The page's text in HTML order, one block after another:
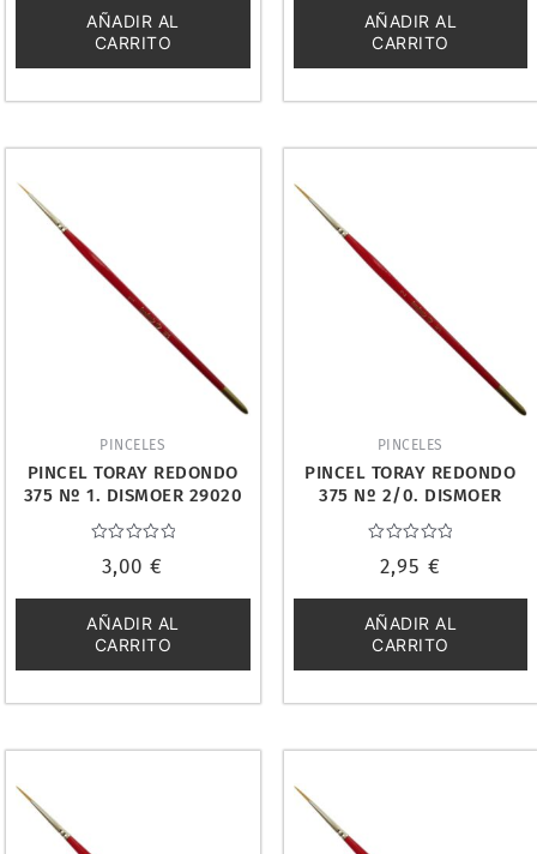
5
AÑADIR AL
CARRITO
5
AÑADIR AL
CARRITO
PINCELES
PINCEL TORAY REDONDO
375 Nº 1. DISMOER 29020
con
de
5
3,00€
AÑADIR AL
CARRITO
PINCELES
PINCEL TORAY REDONDO
375 Nº 2/0. DISMOER
29018
con
de
5
2,95 €
AÑADIR AL
CARRITO